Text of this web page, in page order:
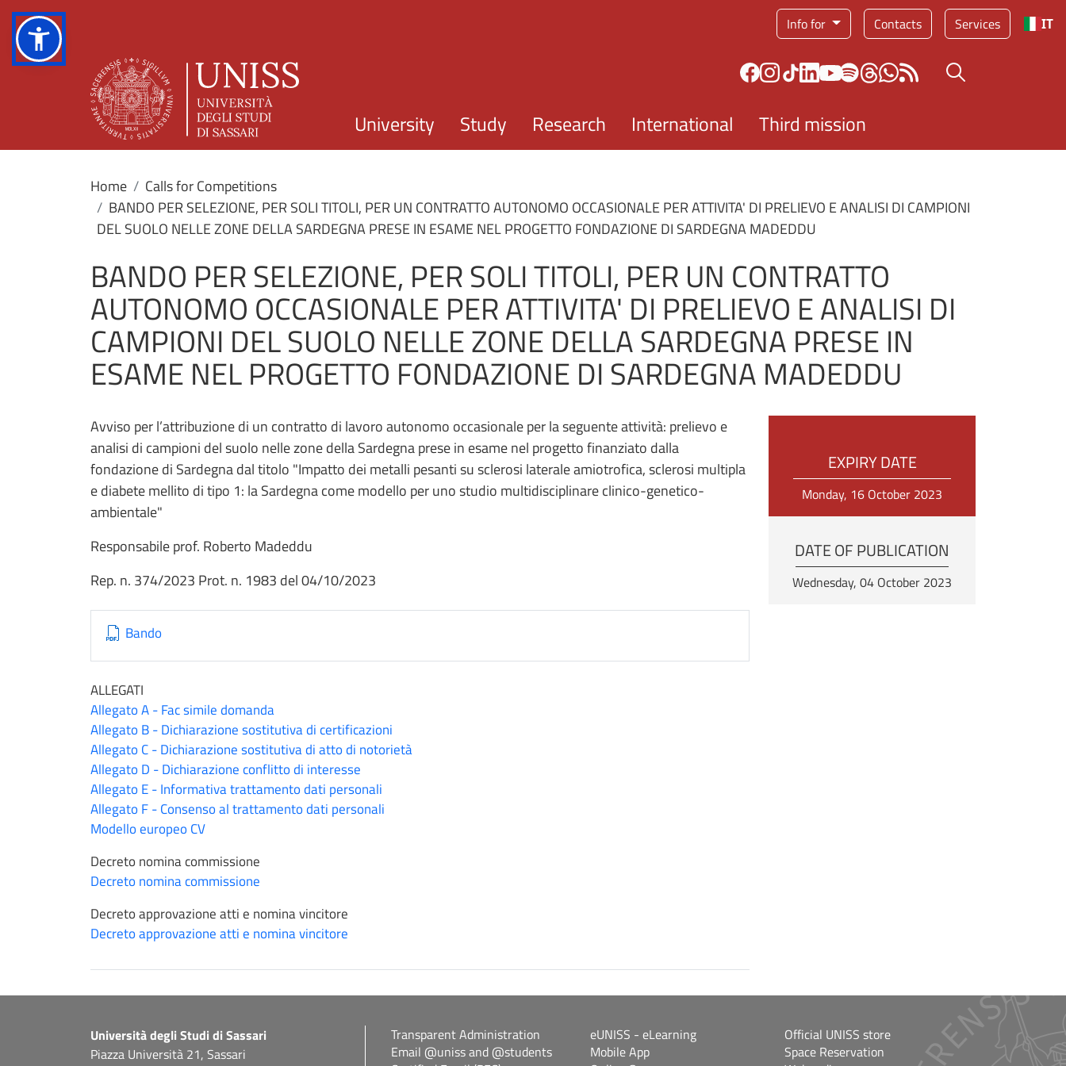
Info for Service menu
Contacts Services IT
Search button
University Study Research International Third mission
Home
Calls for Competitions
BANDO PER SELEZIONE, PER SOLI TITOLI, PER UN CONTRATTO AUTONOMO OCCASIONALE PER ATTIVITA' DI PRELIEVO E ANALISI DI CAMPIONI
DEL SUOLO NELLE ZONE DELLA SARDEGNA PRESE IN ESAME NEL PROGETTO FONDAZIONE DI SARDEGNA MADEDDU
BANDO PER SELEZIONE, PER SOLI TITOLI, PER UN CONTRATTO
AUTONOMO OCCASIONALE PER ATTIVITA' DI PRELIEVO E ANALISI DI
CAMPIONI DEL SUOLO NELLE ZONE DELLA SARDEGNA PRESE IN
ESAME NEL PROGETTO FONDAZIONE DI SARDEGNA MADEDDU
Avviso per l’attribuzione di un contratto di lavoro autonomo occasionale per la seguente attività: prelievo e
analisi di campioni del suolo nelle zone della Sardegna prese in esame nel progetto finanziato dalla
fondazione di Sardegna dal titolo "Impatto dei metalli pesanti su sclerosi laterale amiotrofica, sclerosi multipla
e diabete mellito di tipo 1: la Sardegna come modello per uno studio multidisciplinare clinico-genetico-
ambientale"
Responsabile prof. Roberto Madeddu
Rep. n. 374/2023 Prot. n. 1983 del 04/10/2023
Bando
ALLEGATI
Allegato A - Fac simile domanda
Allegato B - Dichiarazione sostitutiva di certificazioni
Allegato C - Dichiarazione sostitutiva di atto di notorietà
Allegato D - Dichiarazione conflitto di interesse
Allegato E - Informativa trattamento dati personali
Allegato F - Consenso al trattamento dati personali
Modello europeo CV
Decreto nomina commissione
Decreto nomina commissione
Decreto approvazione atti e nomina vincitore
Decreto approvazione atti e nomina vincitore
EXPIRY DATE
Monday, 16 October 2023
DATE OF PUBLICATION
Wednesday, 04 October 2023
Università degli Studi di Sassari
Piazza Università 21, Sassari
Transparent Administration
Email @uniss and @students
eUNISS - eLearning
Mobile App
Official UNISS store
Space Reservation